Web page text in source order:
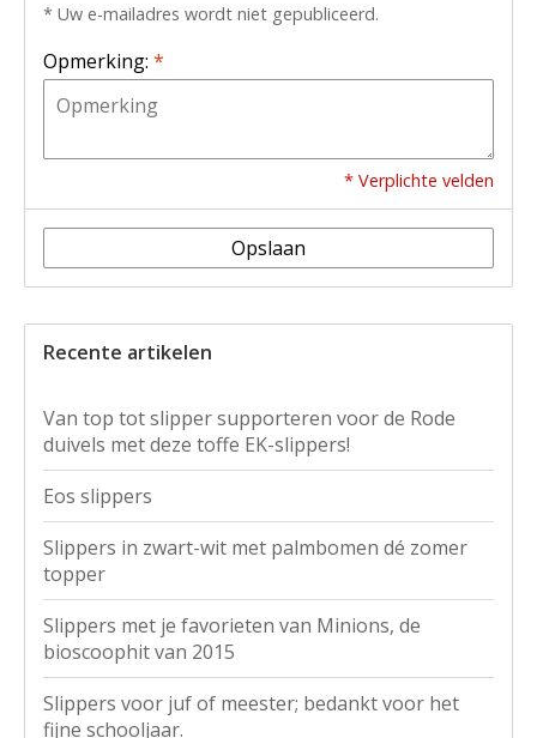
* Uw e-mailadres wordt niet gepubliceerd.
Opmerking: *
* Verplichte velden
Opslaan
Recente artikelen
Van top tot slipper supporteren voor de Rode
duivels met deze toffe EK-slippers!
Eos slippers
Slippers in zwart-wit met palmbomen dé zomer
topper
Slippers met je favorieten van Minions, de
bioscoophit van 2015
Slippers voor juf of meester; bedankt voor het
fijne schooljaar.